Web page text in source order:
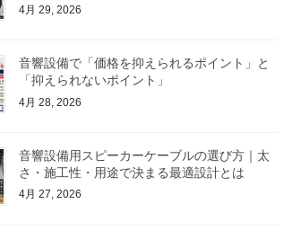
4月 29, 2026
音響設備で「価格を抑えられるポイント」と
「抑えられないポイント」
4月 28, 2026
音響設備用スピーカーケーブルの選び方｜太
さ・施工性・用途で決まる最適設計とは
4月 27, 2026